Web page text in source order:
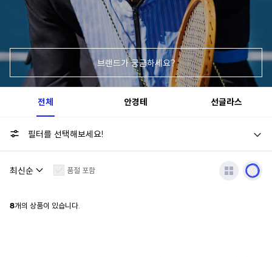
브랜드가 궁금하세요?
전체 안경테 선글라스
필터를 선택해보세요!
품절 포함
8개의 상품이 있습니다.